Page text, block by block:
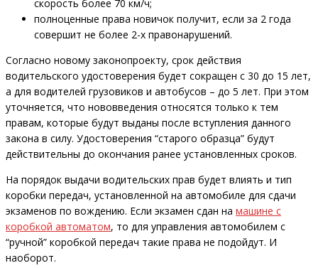
скорость более 70 км/ч;
полноценные права новичок получит, если за 2 года
совершит не более 2-х правонарушений.
Согласно новому законопроекту, срок действия
водительского удостоверения будет сокращен с 30 до 15 лет,
а для водителей грузовиков и автобусов – до 5 лет. При этом
уточняется, что нововведения относятся только к тем
правам, которые будут выданы после вступления данного
закона в силу. Удостоверения “старого образца” будут
действительны до окончания ранее установленных сроков.
На порядок выдачи водительских прав будет влиять и тип
коробки передач, установленной на автомобиле для сдачи
экзаменов по вождению. Если экзамен сдан на машине с
коробкой автоматом, то для управления автомобилем с
“ручной” коробкой передач такие права не подойдут. И
наоборот.